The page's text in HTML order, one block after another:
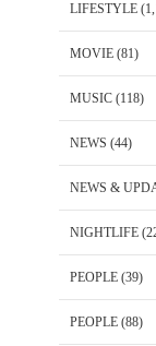
LIFESTYLE
MOVIE (81)
MUSIC (118)
NEWS (44)
NEWS &
NIGHTLIFE
PEOPLE (39)
PEOPLE (88)